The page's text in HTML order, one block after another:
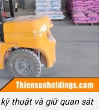
thuật và giữ quan sát